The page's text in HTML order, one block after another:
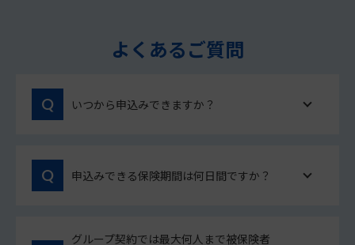
よくあるご質問
いつから申込みできますか？
申込みできる保険期間は何日間ですか？
グループ契約では最大何人まで被保険者